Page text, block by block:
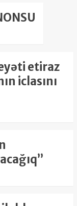
etiraz
iclasını